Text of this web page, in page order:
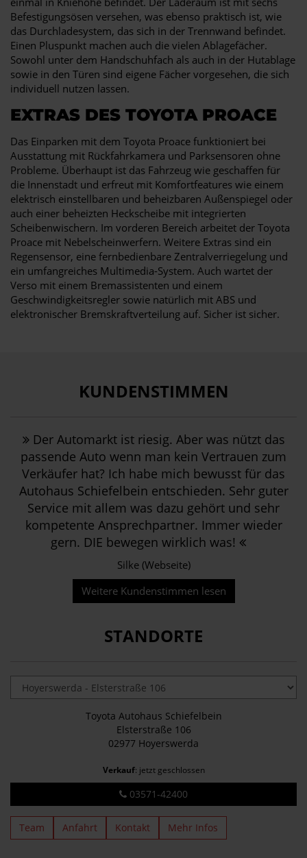
Befestigungsösen versehen, was ebenso praktisch ist, wie
das Durchladesystem, das sich in der Trennwand befindet.
Einen Pluspunkt machen auch die vielen Ablagefächer.
Sowohl unter dem Handschuhfach als auch in der Hutablage
sowie in den Türen sind eigene Fächer vorgesehen, die sich
individuell nutzen lassen.
EXTRAS DES TOYOTA PROACE
Das Einparken mit dem Toyota Proace funktioniert bei
Ausstattung mit Rückfahrkamera und Parksensoren ohne
Probleme. Überhaupt ist das Fahrzeug wie geschaffen für
die Innenstadt und erfreut mit Komfortfeatures wie einem
elektrisch einstellbaren und beheizbaren Außenspiegel oder
auch einer beheizten Heckscheibe mit integrierten
Scheibenwischern. Im vorderen Bereich arbeitet der Toyota
Proace mit Nebelscheinwerfern. Weitere Extras sind ein
Regensensor, eine fernbedienbare Zentralverriegelung und
ein umfangreiches Multimedia-System. Auch wartet der
Verso mit einem Bremassistenten und einem
Geschwindigkeitsregler sowie natürlich mit ABS und
elektronischer Bremskraftverteilung auf. Sicher ist sicher.
KUNDENSTIMMEN
Der Automarkt ist riesig. Aber was nützt das
passende Auto wenn man kein Vertrauen zum
Verkäufer hat? Ich habe mich bewusst für das
Autohaus Schiefelbein entschieden. Sehr guter
Service mit allem was dazu gehört und sehr
kompetente Ansprechpartner. Immer wieder
gern. DIE bewegen wirklich was!
Silke (Webseite)
Weitere Kundenstimmen lesen
STANDORTE
Toyota Autohaus Schiefelbein
Elsterstraße 106
02977 Hoyerswerda
Verkauf: jetzt geschlossen
03571-42400
Team Anfahrt Kontakt Mehr Infos